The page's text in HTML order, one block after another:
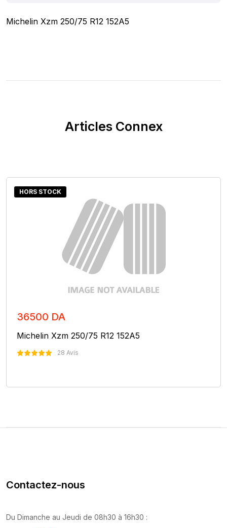
Michelin Xzm 250/75 R12 152A5
Articles Connex
HORS STOCK
36500 DA
Michelin Xzm 250/75 R12 152A5
28 Avis
Contactez-nous
Du Dimanche au Jeudi de 08h30 à 16h30 :